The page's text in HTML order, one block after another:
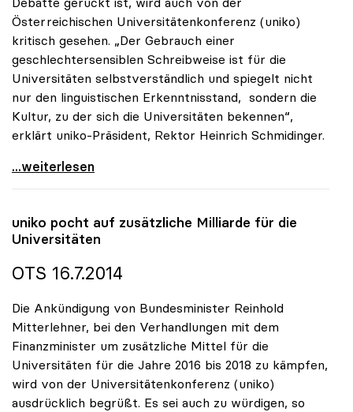
Österreichischen Universitätenkonferenz (uniko)
kritisch gesehen. „Der Gebrauch einer
geschlechtersensiblen Schreibweise ist für die
Universitäten selbstverständlich und spiegelt nicht
nur den linguistischen Erkenntnisstand, sondern die
Kultur, zu der sich die Universitäten bekennen“,
erklärt uniko-Präsident, Rektor Heinrich Schmidinger.
uniko: Sensible Schreibweise ist für Universitäten
...weiterlesen
uniko pocht auf zusätzliche Milliarde für die
Universitäten
OTS 16.7.2014
Die Ankündigung von Bundesminister Reinhold
Mitterlehner, bei den Verhandlungen mit dem
Finanzminister um zusätzliche Mittel für die
Universitäten für die Jahre 2016 bis 2018 zu kämpfen,
wird von der Universitätenkonferenz (uniko)
ausdrücklich begrüßt. Es sei auch zu würdigen, so